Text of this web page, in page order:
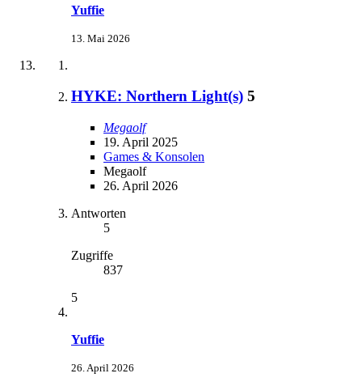
Yuffie
13. Mai 2026
HYKE: Northern Light(s) 5
Megaolf
19. April 2025
Games & Konsolen
Megaolf
26. April 2026
Antworten
5
Zugriffe
837
5
Yuffie
26. April 2026